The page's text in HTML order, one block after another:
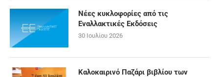
Νέες κυκλοφορίες από τις
Εναλλακτικές Εκδόσεις
30 Ιουλίου 2026
Καλοκαιρινό Παζάρι βιβλίου των